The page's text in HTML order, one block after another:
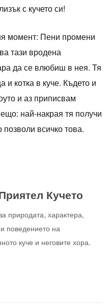
с кучето си!
момент: Пени промени
тази вродена
да се влюбиш в нея. Тя
и котка в куче. Където и
и аз приписвам
най-накрая тя получи
всичко това.
Кучето
природата, характера,
поведението на
куче и неговите хора.